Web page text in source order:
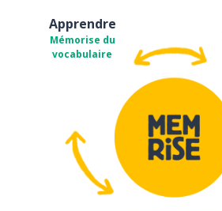
Apprendre
Mémorise du
vocabulaire